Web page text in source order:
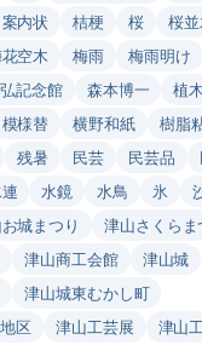
案内状 桔梗 桜 桜
空木 梅雨 梅雨明け
記念館
森本博一 植
模様替 横野和紙 樹脂
残暑 民芸 民芸品
水鏡 水鳥 氷
城まつり
津山さくらま
津山商工会館
津山城
津山城東むかし町
区
津山工芸展 津山